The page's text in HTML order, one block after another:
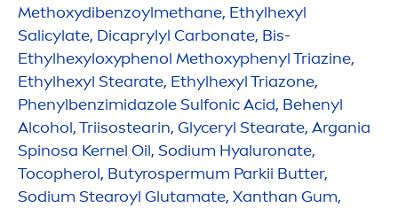
Methoxydibenzoylmethane, Ethylhexyl
Salicylate, Dicaprylyl Carbonate, Bis-
Ethylhexyloxyphenol Methoxyphenyl Triazine,
Ethylhexyl Stearate, Ethylhexyl Triazone,
Phenylbenzimidazole Sulfonic Acid, Behenyl
Alcohol, Triisostearin, Glyceryl Stearate, Argania
Spinosa Kernel Oil, Sodium Hyaluronate,
Tocopherol, Butyrospermum Parkii Butter,
Sodium Stearoyl Glutamate, Xanthan Gum,